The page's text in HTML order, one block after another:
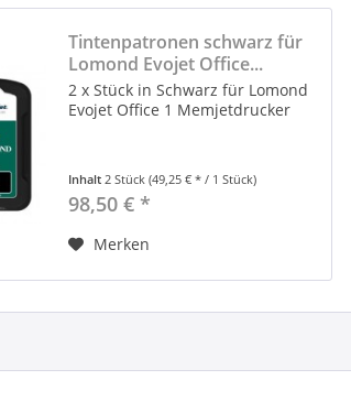
Tintenpatronen schwarz für
Lomond Evojet Office...
2 x Stück in Schwarz für Lomond
Evojet Office 1 Memjetdrucker
Inhalt2 Stück(49,25 € * / 1 Stück)
98,50 € *
Merken